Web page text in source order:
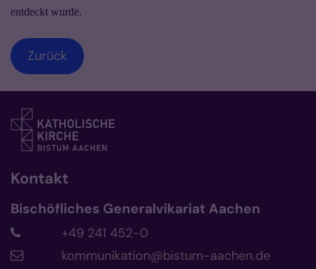
entdeckt wurde.
Zurück
Kontakt
Bischöfliches Generalvikariat Aachen
+49 241 452-0
kommunikation@bistum-aachen.de